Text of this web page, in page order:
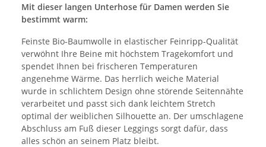
Mit dieser langen Unterhose für Damen werden Sie
bestimmt warm:
Feinste Bio-Baumwolle in elastischer Feinripp-Qualität
verwöhnt Ihre Beine mit höchstem Tragekomfort und
spendet Ihnen bei frischeren Temperaturen
angenehme Wärme. Das herrlich weiche Material
wurde in schlichtem Design ohne störende Seitennähte
verarbeitet und passt sich dank leichtem Stretch
optimal der weiblichen Silhouette an. Der umschlagene
Abschluss am Fuß dieser Leggings sorgt dafür, dass
alles schön an seinem Platz bleibt.